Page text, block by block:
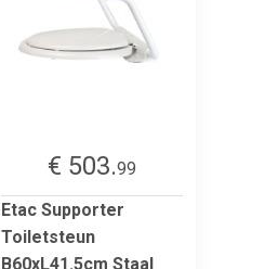
€ 503.99
Etac Supporter
Toiletsteun
B60xL41.5cm Staal